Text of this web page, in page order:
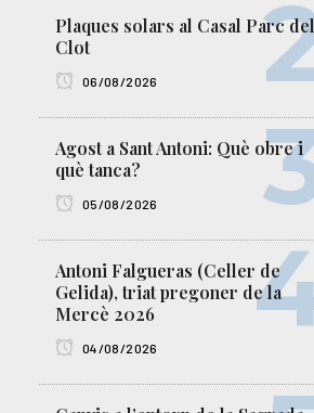
Plaques solars al Casal Parc del
Clot
06/08/2026
Agost a Sant Antoni: Què obre i
què tanca?
05/08/2026
Antoni Falgueras (Celler de
Gelida), triat pregoner de la
Mercè 2026
04/08/2026